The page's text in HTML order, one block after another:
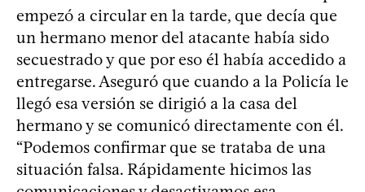
empezó a circular en la tarde, que decía que
un hermano menor del atacante había sido
secuestrado y que por eso él había accedido a
entregarse. Aseguró que cuando a la Policía le
llegó esa versión se dirigió a la casa del
hermano y se comunicó directamente con él.
“Podemos confirmar que se trataba de una
situación falsa. Rápidamente hicimos las